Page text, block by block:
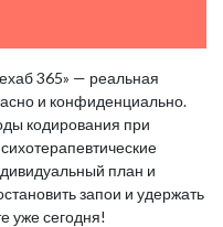
365» — реальная
и конфиденциально.
кодирования при
план и
запои и удержать
уже сегодня!